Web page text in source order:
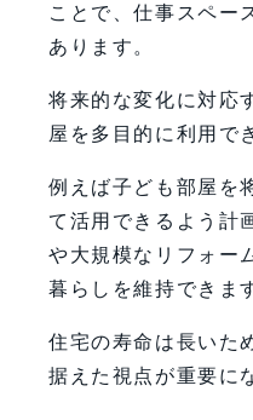
ことで、仕事スペー
あります。
将来的な変化に対応
屋を多目的に利用で
例えば子ども部屋を
て活用できるよう計
や大規模なリフォー
暮らしを維持できま
住宅の寿命は長いた
据えた視点が重要に